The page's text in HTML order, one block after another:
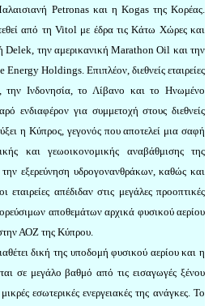
Petronas και η Kogas της Κορέας.
από τη Vitol με έδρα τις Κάτω Χώρες και
Delek, την αμερικανική Marathon Oil και την
Energy Holdings. Επιπλέον, διεθνείς εταιρείες
Ινδονησία, το Λίβανο και το Ηνωμένο
ενδιαφέρον για συμμετοχή στους διεθνείς
η Κύπρος, γεγονός που αποτελεί μια σαφή
και γεωοικονομικής αναβάθμισης της
εξερεύνηση υδρογονανθράκων, καθώς και
εταιρείες απέδιδαν στις μεγάλες προοπτικές
αποθεμάτων αρχικά φυσικού αερίου
ΑΟΖ της Κύπρου.
δική της υποδομή φυσικού αερίου και η
σε μεγάλο βαθμό από τις εισαγωγές ξένου
εσωτερικές ενεργειακές της ανάγκες. Το